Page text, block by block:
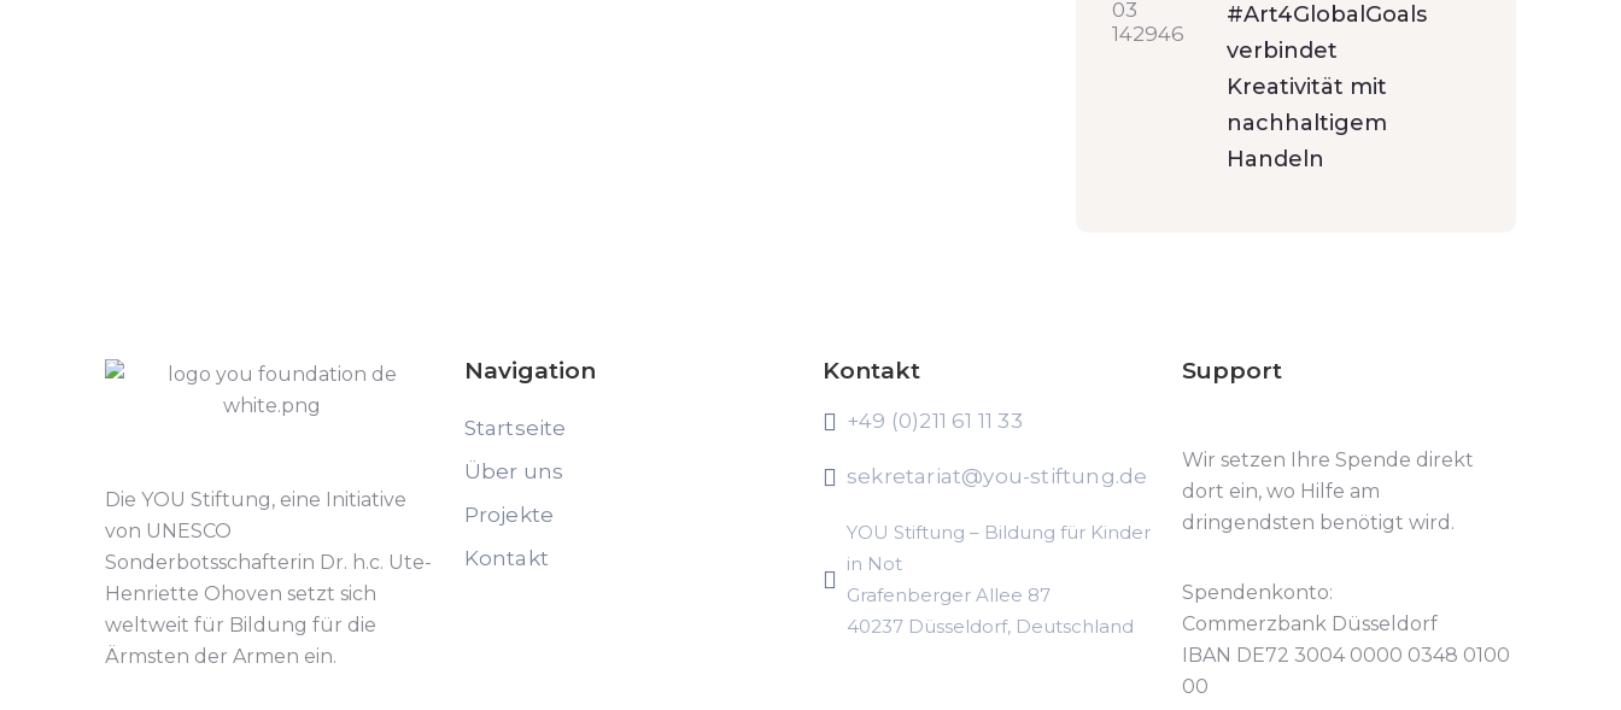
#Art4GlobalGoals
verbindet
Kreativität mit
nachhaltigem
Handeln
Die YOU Stiftung, eine Initiative
von UNESCO
Sonderbotsschafterin Dr. h.c. Ute-
Henriette Ohoven setzt sich
weltweit für Bildung für die
Ärmsten der Armen ein.
Navigation
Startseite
Über uns
Projekte
Kontakt
Kontakt
+49 (0)211 61 11 33
sekretariat@you-stiftung.de
YOU Stiftung – Bildung für Kinder
in Not
Grafenberger Allee 87
40237 Düsseldorf, Deutschland
Support
Wir setzen Ihre Spende direkt
dort ein, wo Hilfe am
dringendsten benötigt wird.
Spendenkonto:
Commerzbank Düsseldorf
IBAN DE72 3004 0000 0348 0100
00